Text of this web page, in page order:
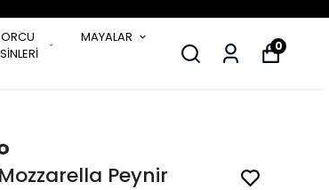
MAYALAR
0
Peynir